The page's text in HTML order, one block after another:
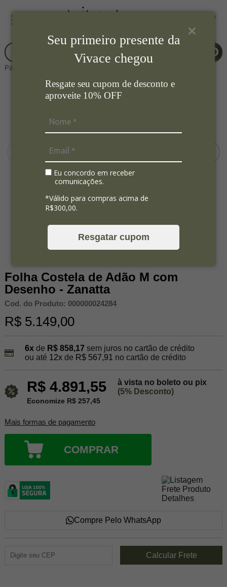
Seu primeiro presente da
Vivace chegou
Resgate seu cupom de desconto e
aproveite 10% OFF
Eu concordo em receber
comunicações.
*Válido para compras acima de
R$300,00.
Resgatar cupom
Página Inicial
Folha Costela de Adão M com
Desenho - Zanatta
Cod. do Produto: 000000024284
R$ 5.149,00
6xde R$ 858,17 sem juros no cartão de crédito
ou até 12xde R$ 567,91 no cartão de crédito
R$ 4.891,55
à vista no boleto ou pix
(5% Desconto)
Economize R$ 257,45
Mais formas de pagamento
COMPRAR
Compre Pelo WhatsApp